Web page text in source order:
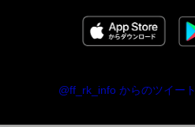
@ff_rk_info からのツイート